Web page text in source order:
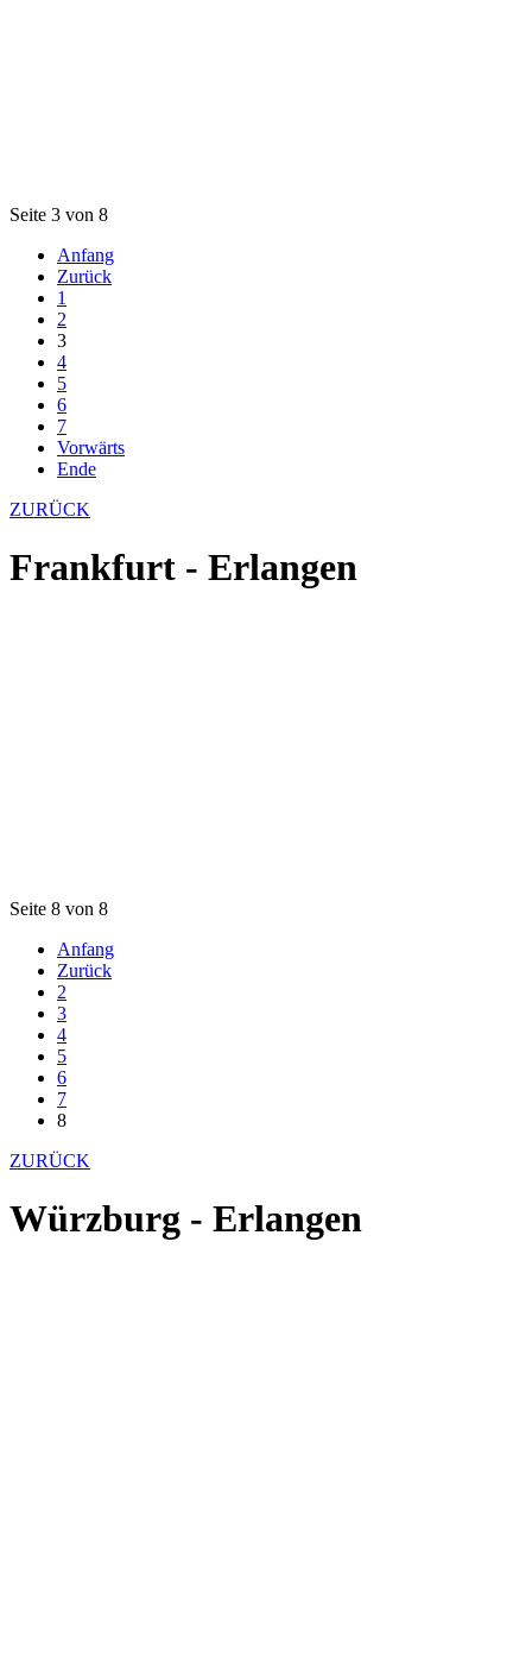
Seite 3 von 8
Anfang
Zurück
1
2
3
4
5
6
7
Vorwärts
Ende
ZURÜCK
Frankfurt - Erlangen
Seite 8 von 8
Anfang
Zurück
2
3
4
5
6
7
8
ZURÜCK
Würzburg - Erlangen